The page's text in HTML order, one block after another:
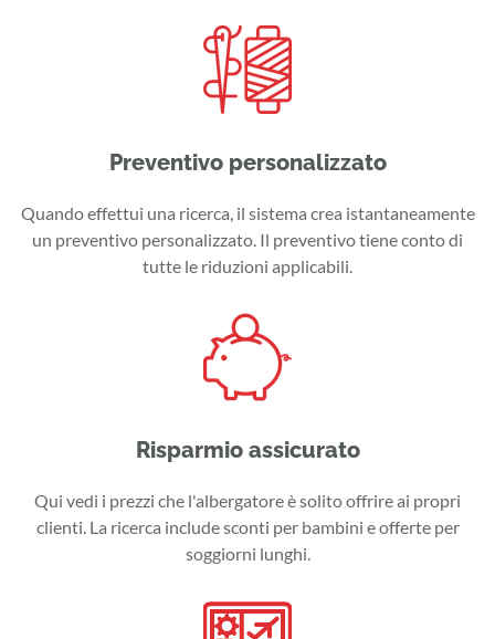
Preventivo personalizzato
Quando effettui una ricerca, il sistema crea istantaneamente
un preventivo personalizzato. Il preventivo tiene conto di
tutte le riduzioni applicabili.
Risparmio assicurato
Qui vedi i prezzi che l'albergatore è solito offrire ai propri
clienti. La ricerca include sconti per bambini e offerte per
soggiorni lunghi.